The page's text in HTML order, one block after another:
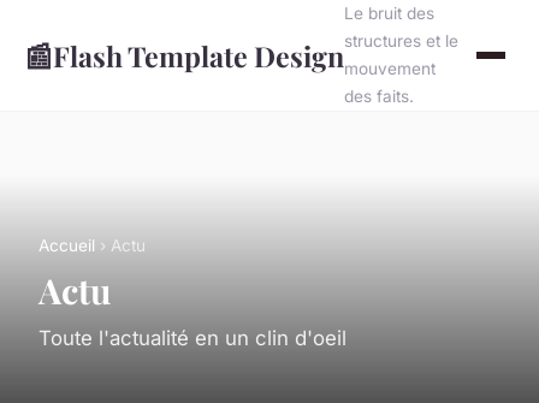
📰Flash Template Design
Le bruit des
structures et le
mouvement
des faits.
Accueil › Actu
Actu
Toute l'actualité en un clin d'oeil